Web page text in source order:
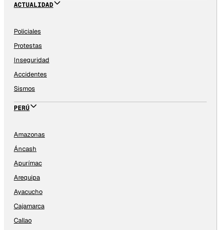
ACTUALIDAD
Policiales
Protestas
Inseguridad
Accidentes
Sismos
PERÚ
Amazonas
Áncash
Apurímac
Arequipa
Ayacucho
Cajamarca
Callao